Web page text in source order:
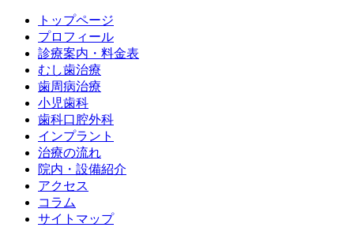
トップページ
プロフィール
診療案内・料金表
むし歯治療
歯周病治療
小児歯科
歯科口腔外科
インプラント
治療の流れ
院内・設備紹介
アクセス
コラム
サイトマップ